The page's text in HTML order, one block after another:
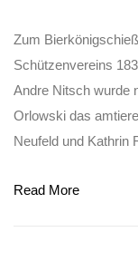
Zum
Schützenvereins
Andre Nitsch wurde
Orlowski das
Neufeld und Kathrin
Read More